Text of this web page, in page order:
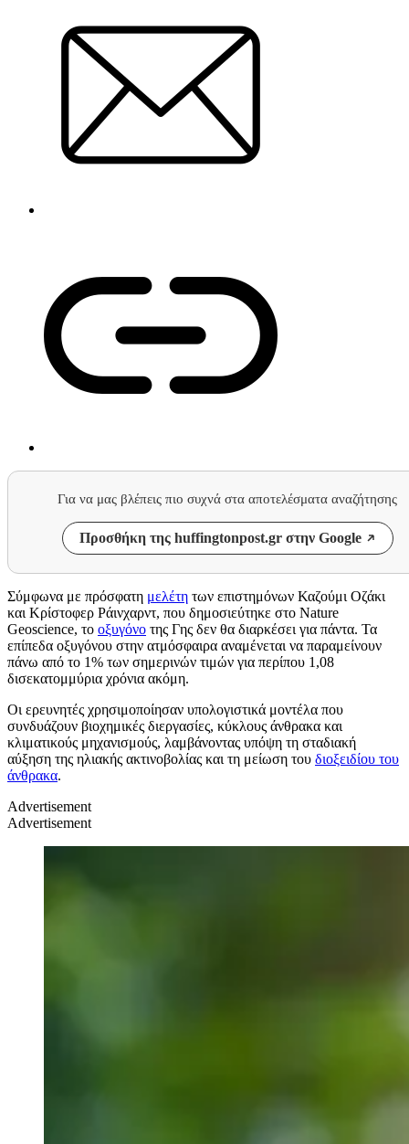
Για να μας βλέπεις πιο συχνά στα αποτελέσματα αναζήτησης
Προσθήκη της huffingtonpost.gr στην Google
Σύμφωνα με πρόσφατη μελέτη των επιστημόνων Καζούμι Οζάκι
και Κρίστοφερ Ράινχαρντ, που δημοσιεύτηκε στο Nature
Geoscience, το οξυγόνο της Γης δεν θα διαρκέσει για πάντα. Τα
επίπεδα οξυγόνου στην ατμόσφαιρα αναμένεται να παραμείνουν
πάνω από το 1% των σημερινών τιμών για περίπου 1,08
δισεκατομμύρια χρόνια ακόμη.
Οι ερευνητές χρησιμοποίησαν υπολογιστικά μοντέλα που
συνδυάζουν βιοχημικές διεργασίες, κύκλους άνθρακα και
κλιματικούς μηχανισμούς, λαμβάνοντας υπόψη τη σταδιακή
αύξηση της ηλιακής ακτινοβολίας και τη μείωση του διοξειδίου του
άνθρακα.
Advertisement
Advertisement